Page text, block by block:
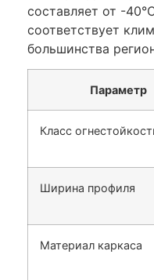
составляет от -
соответствует
большинства
Параметр
Класс
Ширина профиля
Материал каркаса